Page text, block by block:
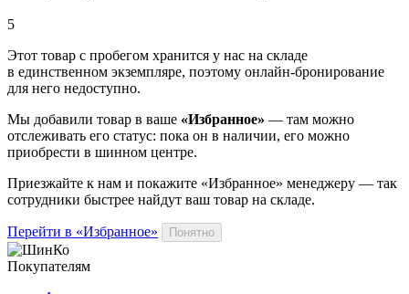
5
Этот товар с пробегом хранится у нас на складе
в единственном экземпляре, поэтому онлайн-бронирование
для него недоступно.
Мы добавили товар в ваше «Избранное» — там можно
отслеживать его статус: пока он в наличии, его можно
приобрести в шинном центре.
Приезжайте к нам и покажите «Избранное» менеджеру — так
сотрудники быстрее найдут ваш товар на складе.
Перейти в «Избранное» Понятно
Покупателям